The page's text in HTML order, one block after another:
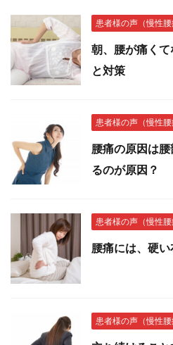
患者様の声（慢性腰
朝、腰が痛く
と対策
患者様の声（慢性腰
腰痛の原因は
るのが原因？
患者様の声（慢性腰
腰痛には、硬
患者様の声（慢性腰